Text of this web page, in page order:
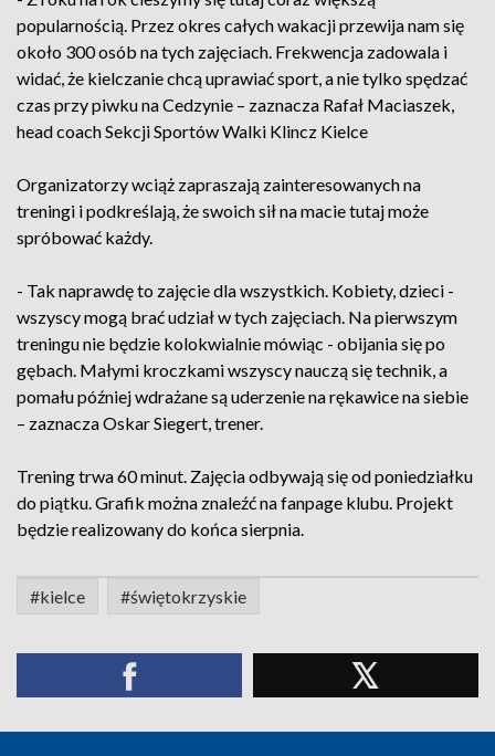
popularnością. Przez okres całych wakacji przewija nam się
około 300 osób na tych zajęciach. Frekwencja zadowala i
widać, że kielczanie chcą uprawiać sport, a nie tylko spędzać
czas przy piwku na Cedzynie – zaznacza Rafał Maciaszek,
head coach Sekcji Sportów Walki Klincz Kielce
Organizatorzy wciąż zapraszają zainteresowanych na
treningi i podkreślają, że swoich sił na macie tutaj może
spróbować każdy.
- Tak naprawdę to zajęcie dla wszystkich. Kobiety, dzieci -
wszyscy mogą brać udział w tych zajęciach. Na pierwszym
treningu nie będzie kolokwialnie mówiąc - obijania się po
gębach. Małymi kroczkami wszyscy nauczą się technik, a
pomału później wdrażane są uderzenie na rękawice na siebie
– zaznacza Oskar Siegert, trener.
Trening trwa 60 minut. Zajęcia odbywają się od poniedziałku
do piątku. Grafik można znaleźć na fanpage klubu. Projekt
będzie realizowany do końca sierpnia.
#kielce #świętokrzyskie